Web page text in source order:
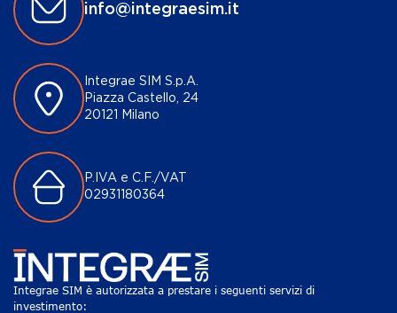
info@integraesim.it
Integrae SIM S.p.A.
Piazza Castello, 24
20121 Milano
P.IVA e C.F./VAT
02931180364
Integrae SIM è autorizzata a prestare i seguenti servizi di
investimento: